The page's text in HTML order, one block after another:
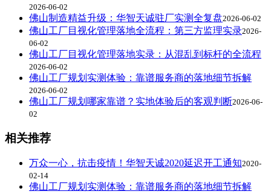
2026-06-02
佛山制造精益升级：华智天诚驻厂实测全复盘2026-06-02
佛山工厂目视化管理落地全流程：第三方监理实录2026-
06-02
佛山工厂目视化管理落地实录：从混乱到标杆的全流程
2026-06-02
佛山工厂规划实测体验：靠谱服务商的落地细节拆解
2026-06-02
佛山工厂规划哪家靠谱？实地体验后的客观判断2026-06-
02
相关推荐
万众一心，抗击疫情！华智天诚2020延迟开工通知2020-
02-14
佛山工厂规划实测体验：靠谱服务商的落地细节拆解